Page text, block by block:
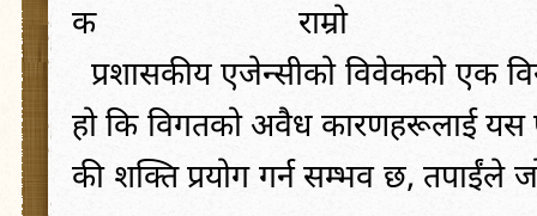
क
राम्रो
प्रशासकीय एजेन्सीको विवेकको एक
हो कि विगतको अवैध कारणहरूलाई यस
की शक्ति प्रयोग गर्न सम्भव छ,तपाईंले